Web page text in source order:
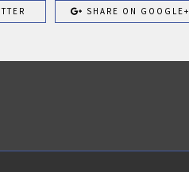
SHARE ON GOOGLE+